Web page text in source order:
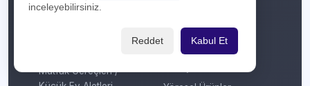
Market
Mutfak Gereçleri /
Vergi Ödeme
Yarışma
inceleyebilirsiniz.
Reddet Kabul Et